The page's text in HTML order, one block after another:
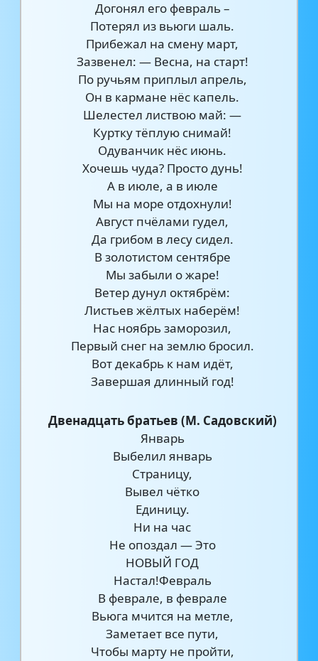
Догонял его февраль –
Потерял из вьюги шаль.
Прибежал на смену март,
Зазвенел: — Весна, на старт!
По ручьям приплыл апрель,
Он в кармане нёс капель.
Шелестел листвою май: —
Куртку тёплую снимай!
Одуванчик нёс июнь.
Хочешь чуда? Просто дунь!
А в июле, а в июле
Мы на море отдохнули!
Август пчёлами гудел,
Да грибом в лесу сидел.
В золотистом сентябре
Мы забыли о жаре!
Ветер дунул октябрём:
Листьев жёлтых наберём!
Нас ноябрь заморозил,
Первый снег на землю бросил.
Вот декабрь к нам идёт,
Завершая длинный год!
Двенадцать братьев (М. Садовский)
Январь
Выбелил январь
Страницу,
Вывел чётко
Единицу.
Ни на час
Не опоздал — Это
НОВЫЙ ГОД
Настал!Февраль
В феврале, в феврале
Вьюга мчится на метле,
Заметает все пути,
Чтобы марту не пройти,